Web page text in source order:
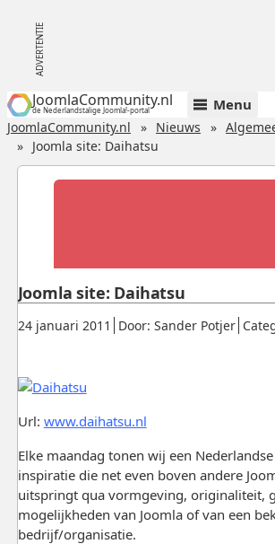
JoomlaCommunity.nl
de Nederlandstalige Joomla!-portal Menu
JoomlaCommunity.nl Nieuws
Joomla site: Daihatsu
Gepubliceerd:
24 januari 2011 Door: Sander Potjer.
Joomla site: Daihatsu
Url: www.daihatsu.nl
Elke maandag tonen wij een
inspiratie die net even boven andere
uitspringt qua vormgeving, originaliteit,
mogelijkheden van Joomla of van een
bedrijf/organisatie.